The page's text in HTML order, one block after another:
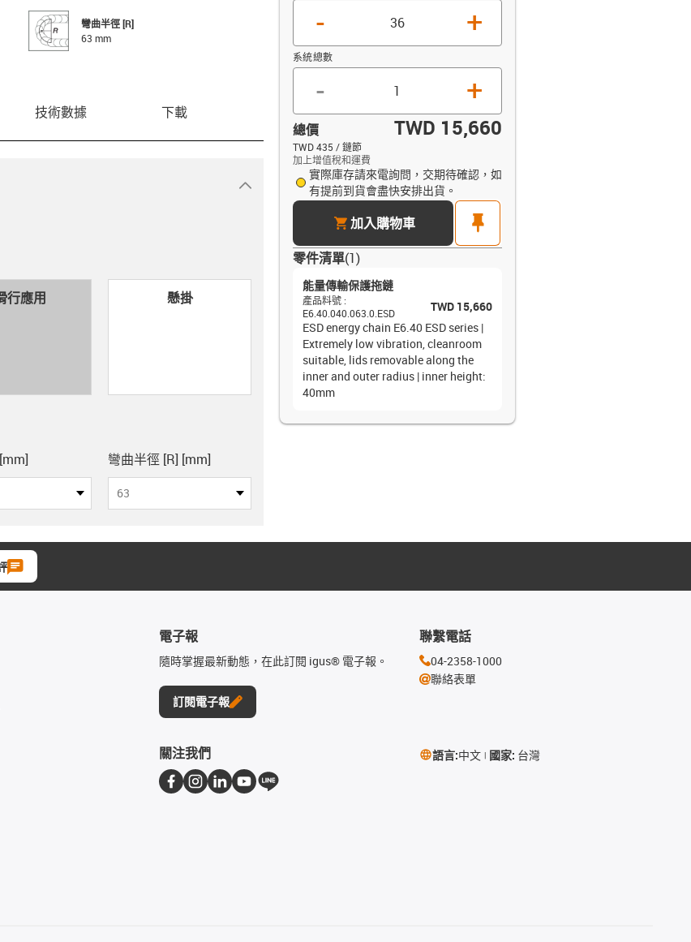
彎曲半徑 [R]
63 mm
- +
系統總數
- +
總價 TWD 15,660
TWD 435 / 鏈節
加上增值稅和運費
實際庫存請來電詢問，交期待確認，如
有提前到貨會盡快安排出貨。
cart加入購物車
pin
零件清單(1)
能量傳輸保護拖鏈
產品料號 :
E6.40.040.063.0.ESD
TWD 15,660
ESD energy chain E6.40 ESD series |
Extremely low vibration, cleanroom
suitable, lids removable along the
inner and outer radius | inner height:
40mm
技術數據 下載
igus-icon-dropdown-up
行應用 懸掛
彎曲半徑 [R] [mm]
63
電子報
隨時掌握最新動態，在此訂閱 igus® 電子報。
訂閱電子報
聯繫電話
04-2358-1000
聯絡表單
關注我們 語言:中文 國家: 台灣